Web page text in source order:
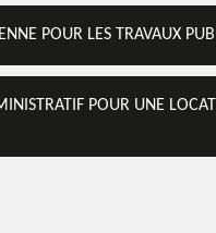
POUR LES TRAVAUX
POUR UNE